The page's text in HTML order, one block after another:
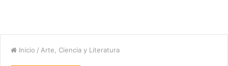
Inicio / Arte, Ciencia y Literatura